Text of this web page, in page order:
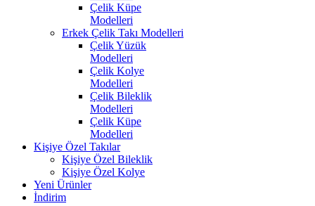
Çelik Küpe
Modelleri
Erkek Çelik Takı Modelleri
Çelik Yüzük
Modelleri
Çelik Kolye
Modelleri
Çelik Bileklik
Modelleri
Çelik Küpe
Modelleri
Kişiye Özel Takılar
Kişiye Özel Bileklik
Kişiye Özel Kolye
Yeni Ürünler
İndirim